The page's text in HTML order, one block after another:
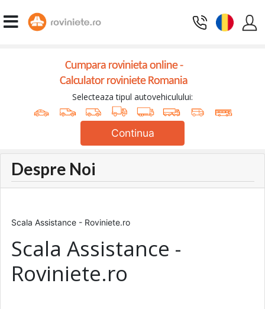
Cumpara rovinieta online -
Calculator roviniete Romania
Selecteaza tipul autovehiculului:
Continua
Despre Noi
Scala Assistance - Roviniete.ro
Scala Assistance -
Roviniete.ro